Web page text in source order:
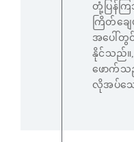
တုံ့ပြန်ကြ
ကြိတ်ချ
အပေါ်တွ
နိုင်သည်။,
ဖောက်သ
လိုအပ်သေ